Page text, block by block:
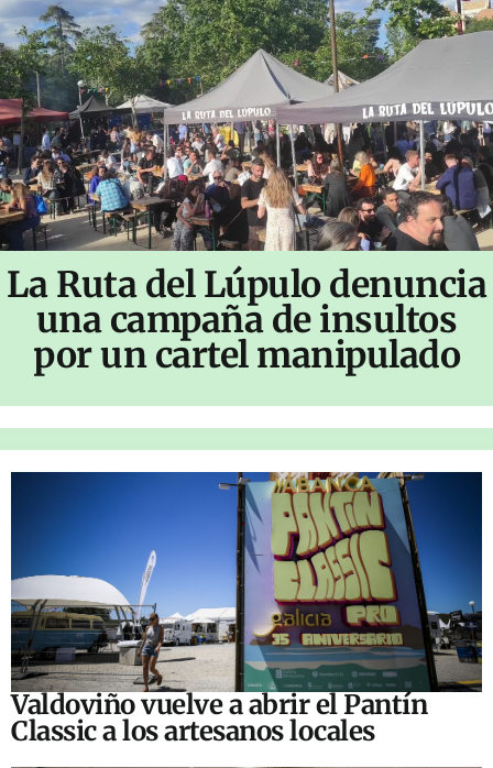
La Ruta del Lúpulo denuncia
una campaña de insultos
por un cartel manipulado
Valdoviño vuelve a abrir el Pantín
Classic a los artesanos locales